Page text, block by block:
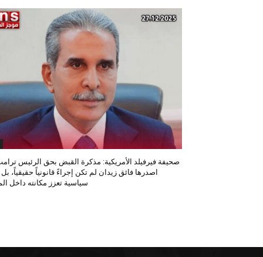
صحيفة فيرفيلد الأمريكية: مذكرة القبض بحق الرئيس
اصدرها فائق زيدان لم تكن إجراءً قانونياً حقيقياً،
سياسية تعزز مكانته داخل